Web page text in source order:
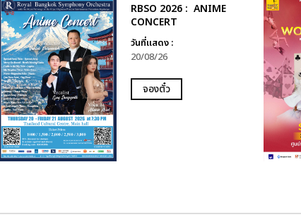
RBSO 2026 : ANIME
CONCERT
วันที่แสดง :
20/08/26
จองตั๋ว